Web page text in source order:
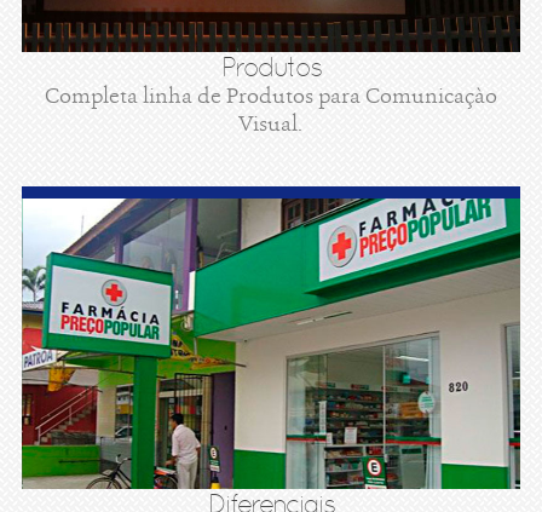
Produtos
Completa linha de Produtos para Comunicaçào
Visual.
Diferenciais